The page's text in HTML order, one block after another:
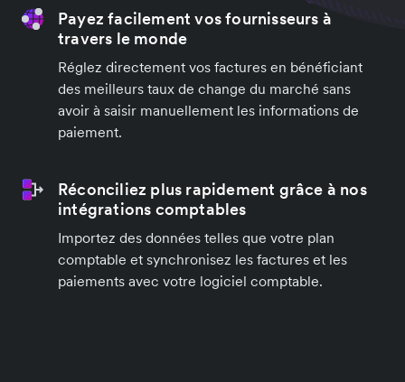
Payez facilement vos fournisseurs à
travers le monde
Réglez directement vos factures en bénéficiant
des meilleurs taux de change du marché sans
avoir à saisir manuellement les informations de
paiement.
Réconciliez plus rapidement grâce à nos
intégrations comptables
Importez des données telles que votre plan
comptable et synchronisez les factures et les
paiements avec votre logiciel comptable.